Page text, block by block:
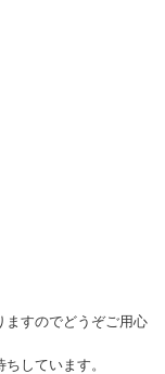
ますのでどうぞご用心
しています。